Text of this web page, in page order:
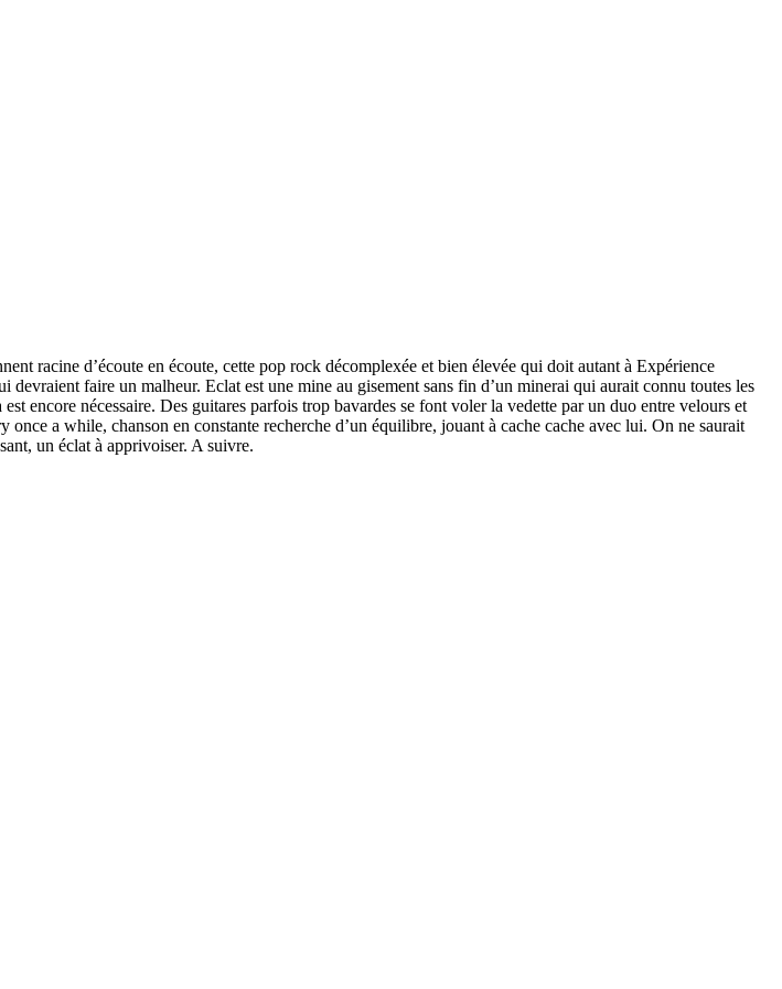
racine d’écoute en écoute, cette pop rock décomplexée et bien élevée qui doit autant à Expérience
faire un malheur. Eclat est une mine au gisement sans fin d’un minerai qui aurait connu toutes les
encore nécessaire. Des guitares parfois trop bavardes se font voler la vedette par un duo entre velours et
a while, chanson en constante recherche d’un équilibre, jouant à cache cache avec lui. On ne saurait
un éclat à apprivoiser. A suivre.